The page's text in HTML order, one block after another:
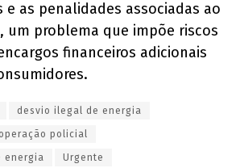
e as penalidades associadas ao
um problema que impõe riscos
financeiros adicionais
desvio ilegal de energia
policial
energia Urgente